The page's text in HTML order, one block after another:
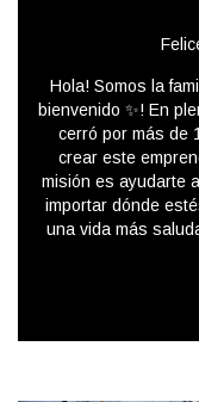
Hola! Somos la
bienvenido ✨! En
cerró por más de
crear este
misión es ayudarte
importar dónde
una vida más